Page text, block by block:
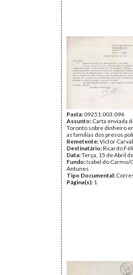
Pasta:09251.003.096
Assunto: Carta enviada
Toronto sobre dinheiro
as famílias dos presos
Remetente:Victor
Destinatário:Ricardo
Data:Terça, 15 de Abril
Fundo:Isabel do Carmo/
Antunes
Tipo Documental:
Página(s): 1